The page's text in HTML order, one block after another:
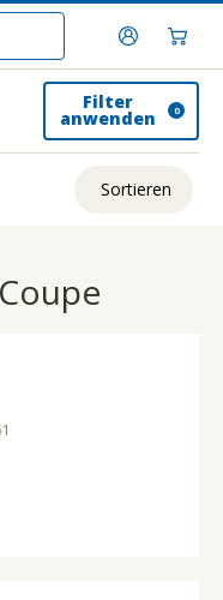
Filter
anwenden 0
Sortieren
Tiefster Preis